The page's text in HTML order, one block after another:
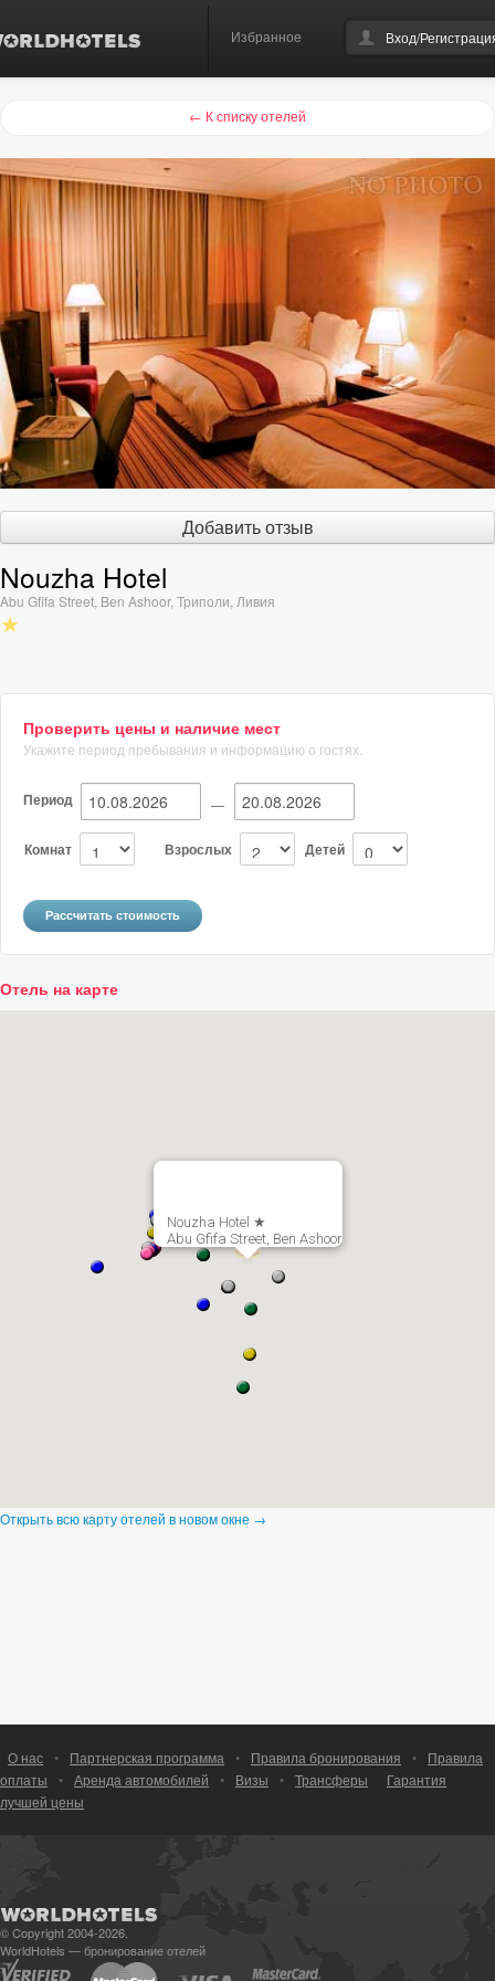
Избранное Вход/
← К списку отелей
Добавить отзыв
Nouzha Hotel
Abu Gfifa Street, Ben Ashoor, Триполи Ливия
★
Проверить цены и наличие мест
Укажите период пребывания и информацию о гостях.
Период —
Комнат Взрослых Детей
Отель на карте
Nouzha Hotel ★
Abu Gfifa Street, Ben Ashoor
Открыть всю карту отелей в новом окне →
О нас • Партнерская программа • Правила бронирования •
Правила
оплаты
• Аренда автомобилей • Визы • Трансферы
Гарантия
лучшей цены
© Copyright 2004-2026.
WorldHotels — бронирование отелей